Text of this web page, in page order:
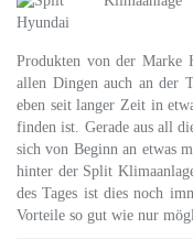
Produkten von der Marke
allen Dingen auch an der
eben seit langer Zeit in
finden ist. Gerade aus all
sich von Beginn an etwas
hinter der Split
des Tages ist dies noch
Vorteile so gut wie nur